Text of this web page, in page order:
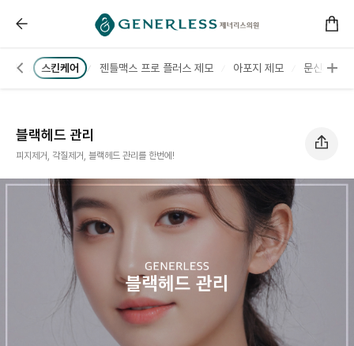
블랙헤드 관리 :: 제너리스의원 천호점 │천호피부과│강동
스킨케어 젠틀맥스 프로 플러스 제모 아포지 제모 문신제거
블랙헤드 관리
피지제거, 각질제거, 블랙헤드 관리를 한번에!